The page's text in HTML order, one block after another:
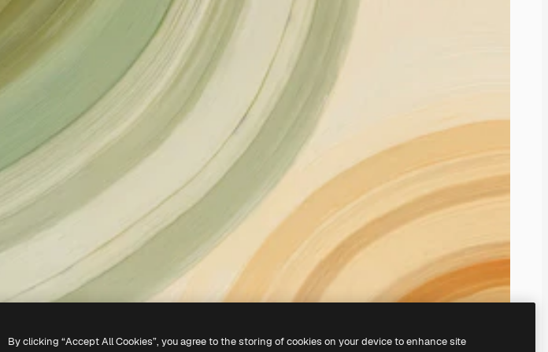
AI生成的。你可以使用我們的 AI圖像生成器創建自己的作品。
By clicking “Accept All Cookies”, you agree to the storing of cookies on your device to enhance site